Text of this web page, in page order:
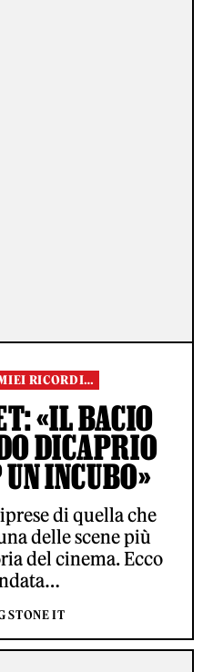
RICORDI…
«IL BACIO
DICAPRIO
INCUBO»
di quella che
delle scene più
del cinema. Ecco
STONE IT